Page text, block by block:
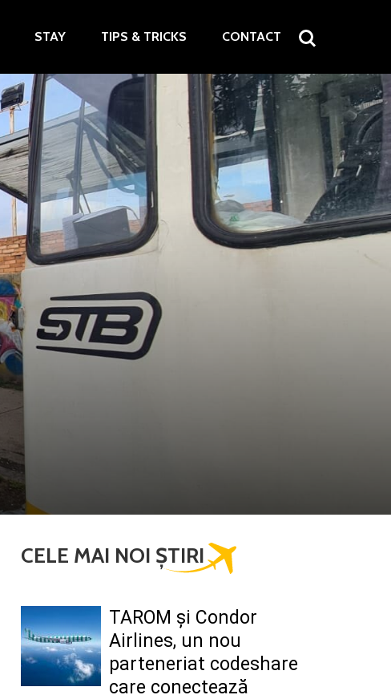
STAY TIPS & TRICKS CONTACT
CELE MAI NOI ȘTIRI
TAROM şi Condor
Airlines, un nou
parteneriat codeshare
care conectează